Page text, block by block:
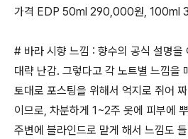
가격 EDP 50ml 290,000원, 100ml
# 바라 시향 느낌 : 향수의 공식 설명을
대략 난감. 그렇다고 각 노트별 느낌을
토대로 포스팅을 위해서 억지로 쥐어
이므로, 차분하게 1~2주 옷에 피부에
주변에 블라인드로 맡게 해서 느낌도